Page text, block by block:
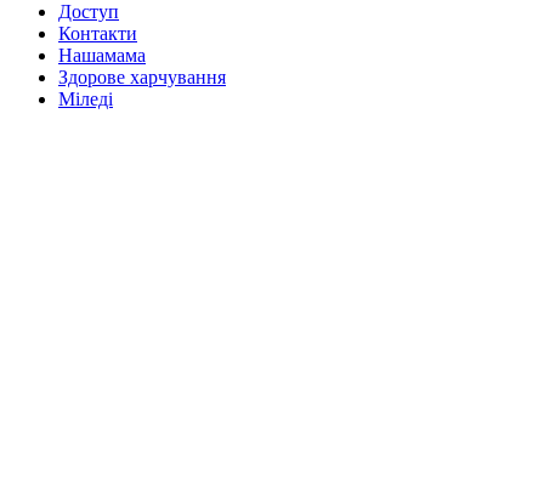
Доступ
Контакти
Нашамама
Здорове харчування
Міледі